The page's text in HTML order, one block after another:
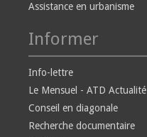
Assistance en urbanisme
Informer
Info-lettre
Le Mensuel - ATD Actualité
Conseil en diagonale
Recherche documentaire